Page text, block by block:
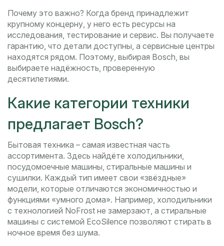
Почему это важно? Когда бренд принадлежит
крупному концерну, у него есть ресурсы на
исследования, тестирование и сервис. Вы получаете
гарантию, что детали доступны, а сервисные центры
находятся рядом. Поэтому, выбирая Bosch, вы
выбираете надёжность, проверенную
десятилетиями.
Какие категории техники
предлагает Bosch?
Бытовая техника – самая известная часть
ассортимента. Здесь найдёте холодильники,
посудомоечные машины, стиральные машины и
сушилки. Каждый тип имеет свои «звёздные»
модели, которые отличаются экономичностью и
функциями «умного дома». Например, холодильники
с технологией NoFrost не замерзают, а стиральные
машины с системой EcoSilence позволяют стирать в
ночное время без шума.